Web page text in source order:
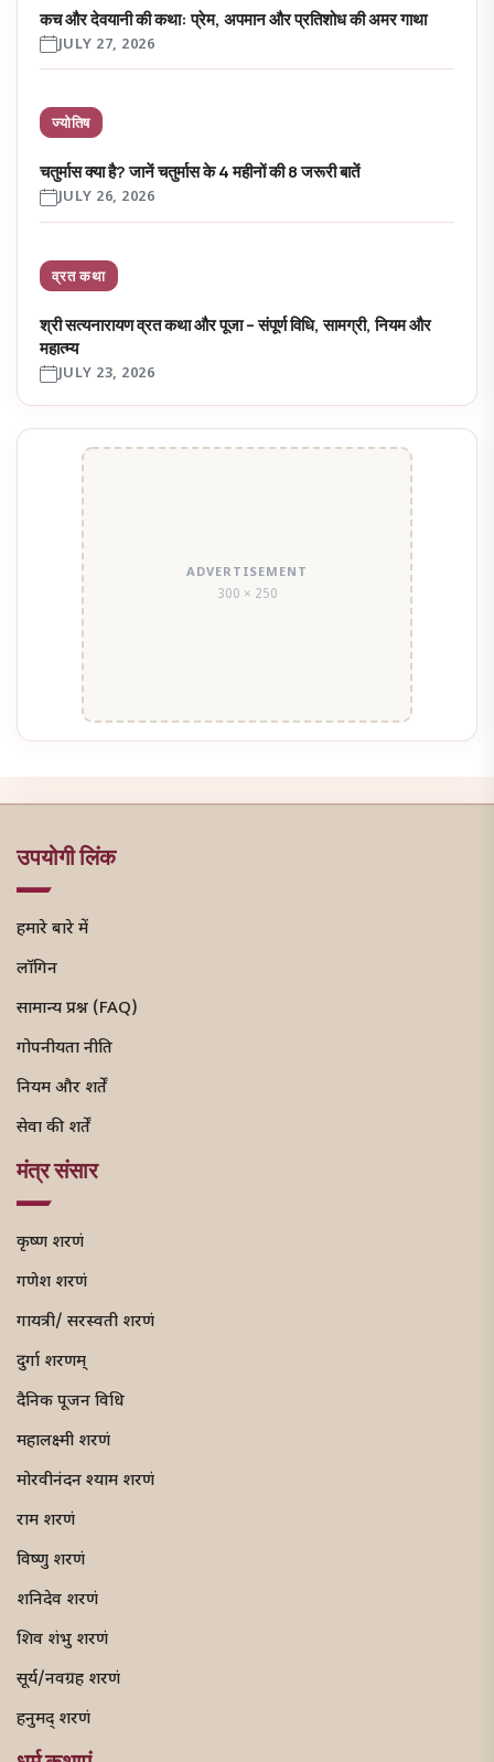
कच और देवयानी की कथा: प्रेम, अपमान और प्रतिशोध की अमर गाथा
JULY 27, 2026
ज्योतिष
चतुर्मास क्या है? जानें चतुर्मास के 4 महीनों की 8 जरूरी बातें
JULY 26, 2026
व्रत कथा
श्री सत्यनारायण व्रत कथा और पूजा – संपूर्ण विधि, सामग्री, नियम और
महात्म्य
JULY 23, 2026
ADVERTISEMENT
300 × 250
उपयोगी लिंक
हमारे बारे में
लॉगिन
सामान्य प्रश्न (FAQ)
गोपनीयता नीति
नियम और शर्तें
सेवा की शर्तें
मंत्र संसार
कृष्ण शरणं
गणेश शरणं
गायत्री/ सरस्वती शरणं
दुर्गा शरणम्
दैनिक पूजन विधि
महालक्ष्मी शरणं
मोरवीनंदन श्याम शरणं
राम शरणं
विष्णु शरणं
शनिदेव शरणं
शिव शंभु शरणं
सूर्य/नवग्रह शरणं
हनुमद् शरणं